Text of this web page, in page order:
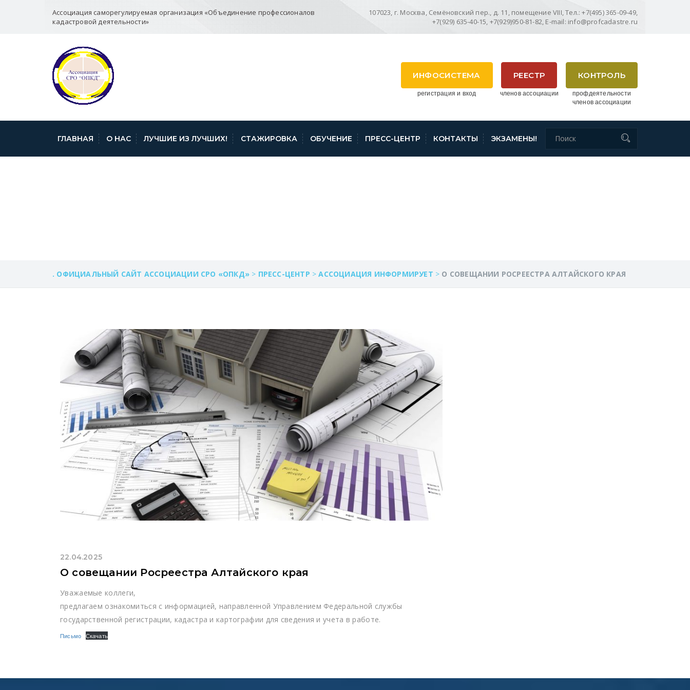
Ассоциация саморегулируемая организация «Объединение профессионалов
кадастровой деятельности»
107023, г. Москва, Семёновский пер., д. 11, помещение VIII, Тел.: +7(495) 365-09-49,
+7(929) 635-40-15, +7(929)950-81-82, E-mail: info@profcadastre.ru
КОНТРОЛЬ
профдеятельности
членов ассоциации
РЕЕСТР
членов ассоциации
ИНФОСИСТЕМА
регистрация и вход
ГЛАВНАЯ О НАС ЛУЧШИЕ ИЗ ЛУЧШИХ! СТАЖИРОВКА ОБУЧЕНИЕ ПРЕСС-ЦЕНТР КОНТАКТЫ ЭКЗАМЕНЫ!
. ОФИЦИАЛЬНЫЙ САЙТ АССОЦИАЦИИ СРО «ОПКД» > ПРЕСС-ЦЕНТР >АССОЦИАЦИЯ ИНФОРМИРУЕТ > О СОВЕЩАНИИ РОСРЕЕСТРА АЛТАЙСКОГО КРАЯ
22.04.2025
О совещании Росреестра Алтайского края
Уважаемые коллеги,
предлагаем ознакомиться с информацией, направленной Управлением Федеральной службы
государственной регистрации, кадастра и картографии для сведения и учета в работе.
Письмо Скачать